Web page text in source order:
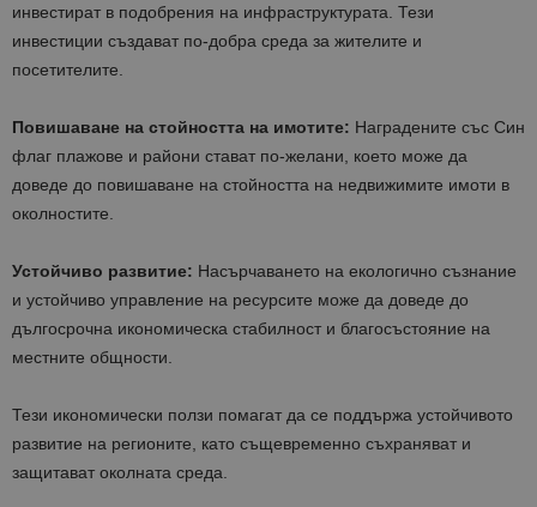
инвестират в подобрения на инфраструктурата. Тези
инвестиции създават по-добра среда за жителите и
посетителите.
Повишаване на стойността на имотите: Наградените със Син
флаг плажове и райони стават по-желани, което може да
доведе до повишаване на стойността на недвижимите имоти в
околностите.
Устойчиво развитие: Насърчаването на екологично съзнание
и устойчиво управление на ресурсите може да доведе до
дългосрочна икономическа стабилност и благосъстояние на
местните общности.
Тези икономически ползи помагат да се поддържа устойчивото
развитие на регионите, като същевременно съхраняват и
защитават околната среда.